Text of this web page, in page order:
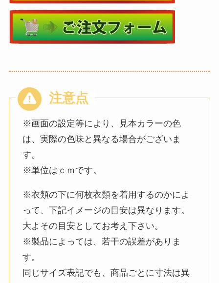
※画面の設定等により、見本カラーの色
は、実際の色味と異なる場合がございま
す。
※単位はｃｍです。
※衣類の下に何枚衣類を着用するのかによ
って、下記イメージの目安は異なります。
大よその目安としてお考え下さい。
※製品によっては、若干の誤差がありま
す。
同じサイズ表記でも、商品ごとに寸法は異